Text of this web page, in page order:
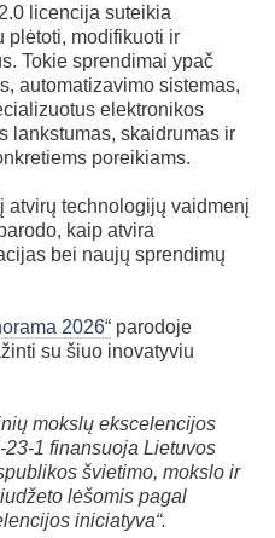
licencija suteikia
plėtoti, modifikuoti ir
Tokie sprendimai ypač
automatizavimo sistemas,
elektronikos
lankstumas, skaidrumas ir
poreikiams.
atvirų technologijų vaidmenį
kaip atvira
bei naujų sprendimų
2026“ parodoje
su šiuo inovatyviu
mokslų ekscelencijos
23-1 finansuoja Lietuvos
švietimo, mokslo ir
lėšomis pagal
iniciatyva“.